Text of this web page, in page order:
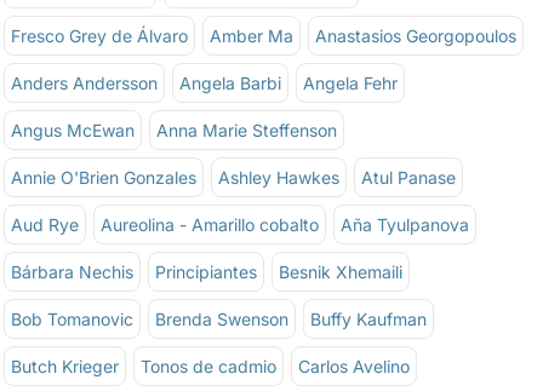
Fresco Grey de Álvaro Amber Ma Anastasios Georgopoulos
Anders Andersson Angela Barbi Angela Fehr
Angus McEwan Anna Marie Steffenson
Annie O'Brien Gonzales Ashley Hawkes Atul Panase
Aud Rye Aureolina - Amarillo cobalto Aña Tyulpanova
Bárbara Nechis Principiantes Besnik Xhemaili
Bob Tomanovic Brenda Swenson Buffy Kaufman
Butch Krieger Tonos de cadmio Carlos Avelino